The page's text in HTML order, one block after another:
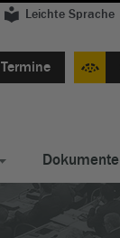
Leichte Sprache
Termine
Dokumente